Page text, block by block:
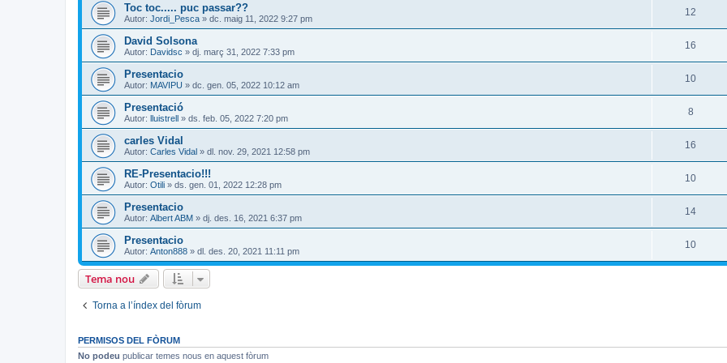
Toc toc..... puc passar??
Autor: Jordi_Pesca » dc. maig 11, 2022 9:27 pm
12
David Solsona
Autor: Davidsc » dj. març 31, 2022 7:33 pm
16
Presentacio
Autor: MAVIPU » dc. gen. 05, 2022 10:12 am
10
Presentació
Autor: lluistrell » ds. feb. 05, 2022 7:20 pm
8
carles Vidal
Autor: Carles Vidal » dl. nov. 29, 2021 12:58 pm
16
RE-Presentacio!!!
Autor: Otili » ds. gen. 01, 2022 12:28 pm
10
Presentacio
Autor: Albert ABM » dj. des. 16, 2021 6:37 pm
14
Presentacio
Autor: Anton888 » dl. des. 20, 2021 11:11 pm
10
Tema nou
Torna a l’índex del fòrum
PERMISOS DEL FÒRUM
No podeu publicar temes nous en aquest fòrum